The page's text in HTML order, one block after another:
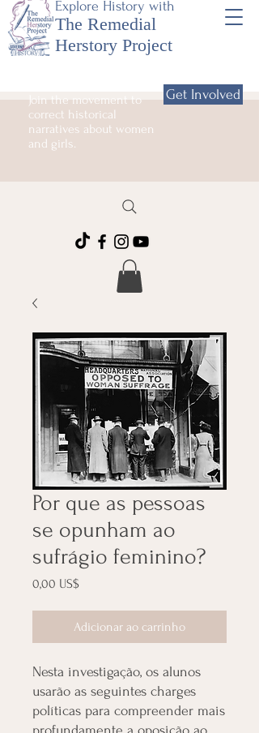
Explore History with
The Remedial
Herstory Project
Join the movement to
correct historical
narratives about women
and girls.
Get Involved
Por que as pessoas
se opunham ao
sufrágio feminino?
0,00 US$Preço
Adicionar ao carrinho
Nesta investigação, os alunos
usarão as seguintes charges
políticas para compreender mais
profundamente a oposição ao